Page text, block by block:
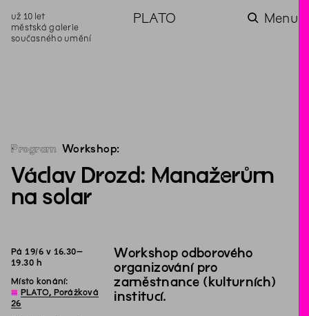
už 10 let
městská galerie
současného umění
PLATO Menu
Program Workshop:
Václav Drozd: Manažerům
na solar
Pá 19/6 v 16.30–
19.30 h
Místo konání:
◊ PLATO, Porážková
26
Workshop odborového
organizování pro
zaměstnance (kulturních)
institucí.